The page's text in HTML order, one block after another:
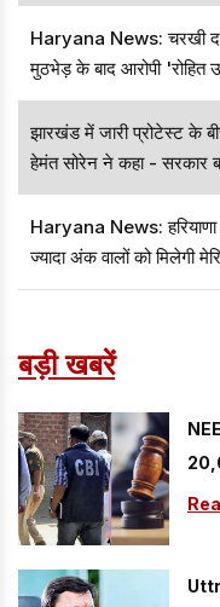
Haryana News: चरखी
मुठभेड़ के बाद आरोपी 'रोहित
झारखंड में जारी प्रोटेस्ट के
हेमंत सोरेन ने कहा - सरकार
Haryana News: हरियाणा
ज्यादा अंक वालों को मिलेगी
बड़ी खबरें
की